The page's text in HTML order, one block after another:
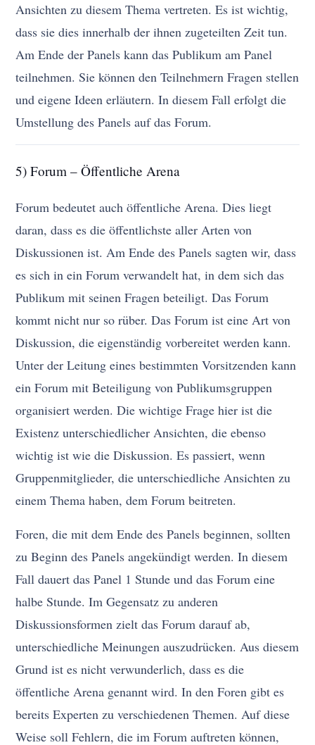
Ansichten zu diesem Thema vertreten. Es ist wichtig,
dass sie dies innerhalb der ihnen zugeteilten Zeit tun.
Am Ende der Panels kann das Publikum am Panel
teilnehmen. Sie können den Teilnehmern Fragen stellen
und eigene Ideen erläutern. In diesem Fall erfolgt die
Umstellung des Panels auf das Forum.
5) Forum – Öffentliche Arena
Forum bedeutet auch öffentliche Arena. Dies liegt
daran, dass es die öffentlichste aller Arten von
Diskussionen ist. Am Ende des Panels sagten wir, dass
es sich in ein Forum verwandelt hat, in dem sich das
Publikum mit seinen Fragen beteiligt. Das Forum
kommt nicht nur so rüber. Das Forum ist eine Art von
Diskussion, die eigenständig vorbereitet werden kann.
Unter der Leitung eines bestimmten Vorsitzenden kann
ein Forum mit Beteiligung von Publikumsgruppen
organisiert werden. Die wichtige Frage hier ist die
Existenz unterschiedlicher Ansichten, die ebenso
wichtig ist wie die Diskussion. Es passiert, wenn
Gruppenmitglieder, die unterschiedliche Ansichten zu
einem Thema haben, dem Forum beitreten.
Foren, die mit dem Ende des Panels beginnen, sollten
zu Beginn des Panels angekündigt werden. In diesem
Fall dauert das Panel 1 Stunde und das Forum eine
halbe Stunde. Im Gegensatz zu anderen
Diskussionsformen zielt das Forum darauf ab,
unterschiedliche Meinungen auszudrücken. Aus diesem
Grund ist es nicht verwunderlich, dass es die
öffentliche Arena genannt wird. In den Foren gibt es
bereits Experten zu verschiedenen Themen. Auf diese
Weise soll Fehlern, die im Forum auftreten können,